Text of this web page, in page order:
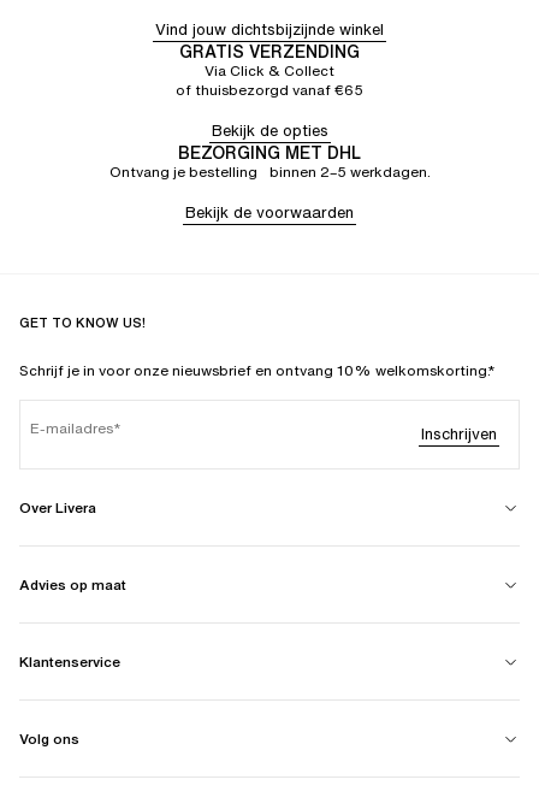
Vind jouw dichtsbijzijnde winkel
GRATIS VERZENDING
Via Click & Collect
of thuisbezorgd vanaf €65
Bekijk de opties
BEZORGING MET DHL
Ontvang je bestelling binnen 2–5 werkdagen.
Bekijk de voorwaarden
GET TO KNOW US!
Schrijf je in voor onze nieuwsbrief en ontvang 10% welkomskorting.*
E-mailadres Inschrijven
Over Livera
Advies op maat
Klantenservice
Volg ons